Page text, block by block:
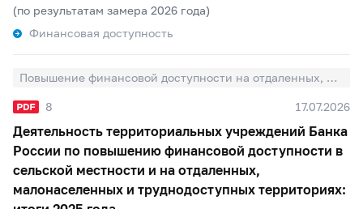
(по результатам замера 2026 года)
Финансовая доступность
Повышение финансовой доступности на отдаленных, малонаселенных и труднодоступных территориях
8 17.07.2026
Деятельность территориальных учреждений Банка
России по повышению финансовой доступности в
сельской местности и на отдаленных,
малонаселенных и труднодоступных территориях: